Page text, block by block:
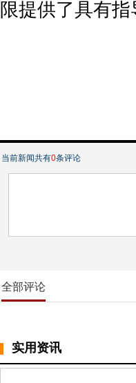
限提供了具有指
当前新闻共有0条评论
全部评论
实用资讯